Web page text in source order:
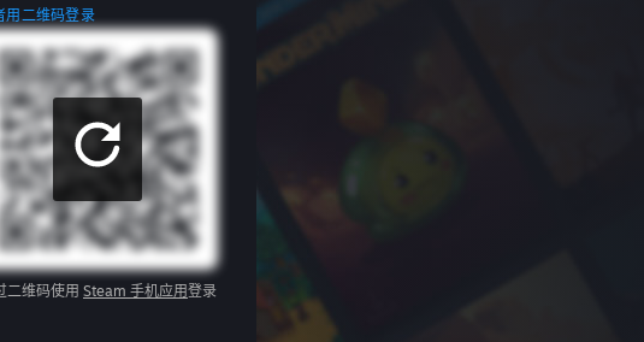
用二维码登录
二维码使用 Steam 手机应用登录